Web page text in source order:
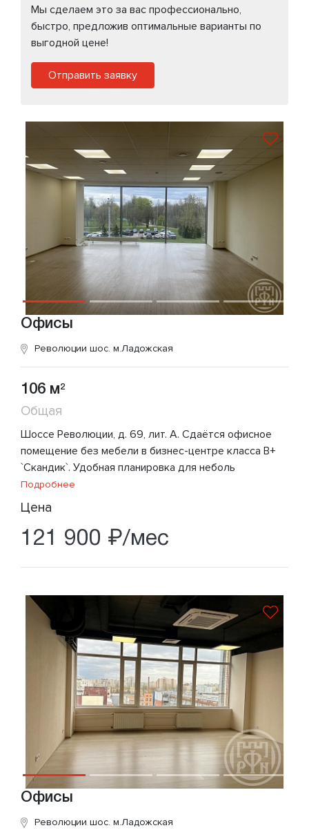
Мы сделаем это за вас профессионально,
быстро, предложив оптимальные варианты по
выгодной цене!
Отправить заявку
Офисы
Революции шос. м.Ладожская
106 м2
Общая
Шоссе Революции, д. 69, лит. А. Сдаётся офисное
помещение без мебели в бизнес-центре класса В+
`Скандик`. Удобная планировка для неболь
Подробнее
Цена
121 900 ₽/мес
Офисы
Революции шос. м.Ладожская